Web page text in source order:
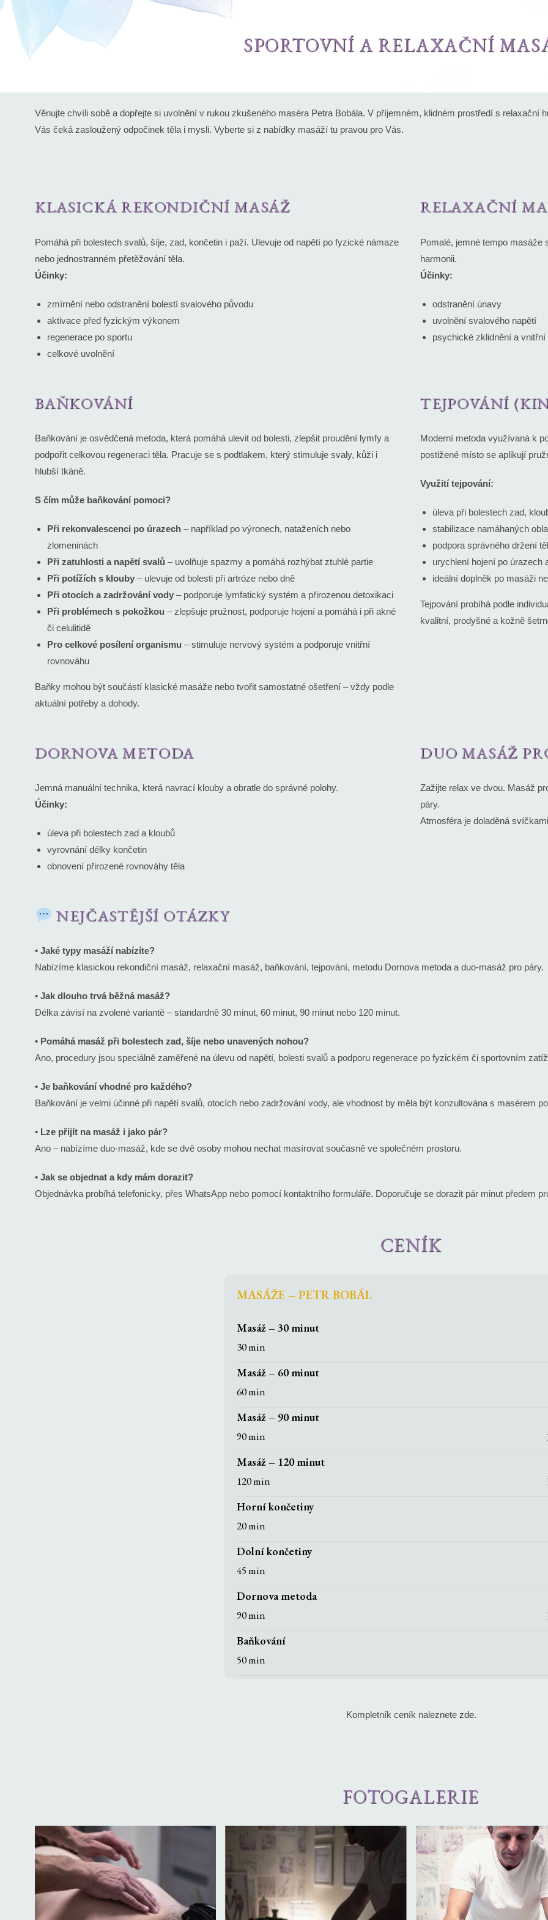
SPORTOVNÍ A RELAXAČNÍ
Věnujte chvíli sobě a dopřejte si uvolnění v rukou zkušeného maséra Petra Bobála. V příjemném, klidném prostředí s relaxační
Vás čeká zasloužený odpočinek těla i mysli. Vyberte si z nabídky masáží tu pravou pro Vás.
KLASICKÁ REKONDIČNÍ MASÁŽ
Pomáhá při bolestech svalů, šíje, zad, končetin i paží. Ulevuje od napětí po fyzické námaze
nebo jednostranném přetěžování těla.
Účinky:
zmírnění nebo odstranění bolestí svalového původu
aktivace před fyzickým výkonem
regenerace po sportu
celkové uvolnění
RELAXAČNÍ
Pomalé, jemné tempo masáže
harmonii.
Účinky:
odstranění únavy
uvolnění svalového napětí
psychické zklidnění a vnitřní
BAŇKOVÁNÍ
Baňkování je osvědčená metoda, která pomáhá ulevit od bolesti, zlepšit proudění lymfy a
podpořit celkovou regeneraci těla. Pracuje se s podtlakem, který stimuluje svaly, kůži i
hlubší tkáně.
S čím může baňkování pomoci?
Při rekonvalescenci po úrazech – například po výronech, nataženích nebo
zlomeninách
Při zatuhlosti a napětí svalů – uvolňuje spazmy a pomáhá rozhýbat ztuhlé partie
Při potížích s klouby – ulevuje od bolesti při artróze nebo dně
Při otocích a zadržování vody – podporuje lymfatický systém a přirozenou detoxikaci
Při problémech s pokožkou – zlepšuje pružnost, podporuje hojení a pomáhá i při akné
či celulitidě
Pro celkové posílení organismu – stimuluje nervový systém a podporuje vnitřní
rovnováhu
Baňky mohou být součástí klasické masáže nebo tvořit samostatné ošetření – vždy podle
aktuální potřeby a dohody.
TEJPOVÁNÍ
Moderní metoda využívaná k
postižené místo se aplikují
Využití tejpování:
úleva při bolestech zad,
stabilizace namáhaných
podpora správného držení
urychlení hojení po úrazech
ideální doplněk po masáži
Tejpování probíhá podle
kvalitní, prodyšné a kožně
DORNOVA METODA
Jemná manuální technika, která navrací klouby a obratle do správné polohy.
Účinky:
úleva při bolestech zad a kloubů
vyrovnání délky končetin
obnovení přirozené rovnováhy těla
DUO MASÁŽ
Zažijte relax ve dvou. Masáž
páry.
Atmosféra je doladěná
NEJČASTĚJŠÍ OTÁZKY
• Jaké typy masáží nabízíte?
Nabízíme klasickou rekondiční masáž, relaxační masáž, baňkování, tejpování, metodu Dornova metoda a duo-masáž pro páry.
• Jak dlouho trvá běžná masáž?
Délka závisí na zvolené variantě – standardně 30 minut, 60 minut, 90 minut nebo 120 minut.
• Pomáhá masáž při bolestech zad, šíje nebo unavených nohou?
Ano, procedury jsou speciálně zaměřené na úlevu od napětí, bolesti svalů a podporu regenerace po fyzickém či sportovním
• Je baňkování vhodné pro každého?
Baňkování je velmi účinné při napětí svalů, otocích nebo zadržování vody, ale vhodnost by měla být konzultována s masérem
• Lze přijít na masáž i jako pár?
Ano – nabízíme duo-masáž, kde se dvě osoby mohou nechat masírovat současně ve společném prostoru.
• Jak se objednat a kdy mám dorazit?
Objednávka probíhá telefonicky, přes WhatsApp nebo pomocí kontaktního formuláře. Doporučuje se dorazit pár minut předem
CENÍK
MASÁŽE – PETR BOBÁL
Masáž – 30 minut
30 min
Masáž – 60 minut
60 min
Masáž – 90 minut
90 min
Masáž – 120 minut
120 min
Horní končetiny
20 min
Dolní končetiny
45 min
Dornova metoda
90 min
Baňkování
50 min
Kompletník ceník naleznete zde.
FOTOGALERIE